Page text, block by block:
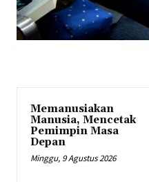
Memanusiakan
Manusia, Mencetak
Pemimpin Masa
Depan
Minggu, 9 Agustus 2026